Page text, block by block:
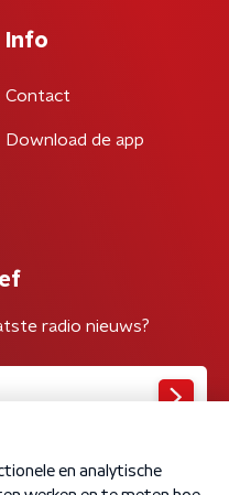
Info
Contact
Download de app
radio nieuws?